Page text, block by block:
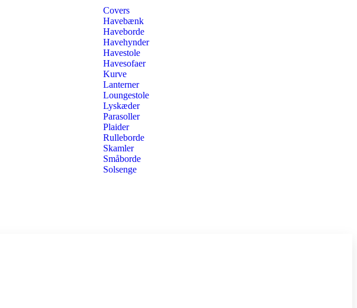
Covers
Havebænk
Haveborde
Havehynder
Havestole
Havesofaer
Kurve
Lanterner
Loungestole
Lyskæder
Parasoller
Plaider
Rulleborde
Skamler
Småborde
Solsenge